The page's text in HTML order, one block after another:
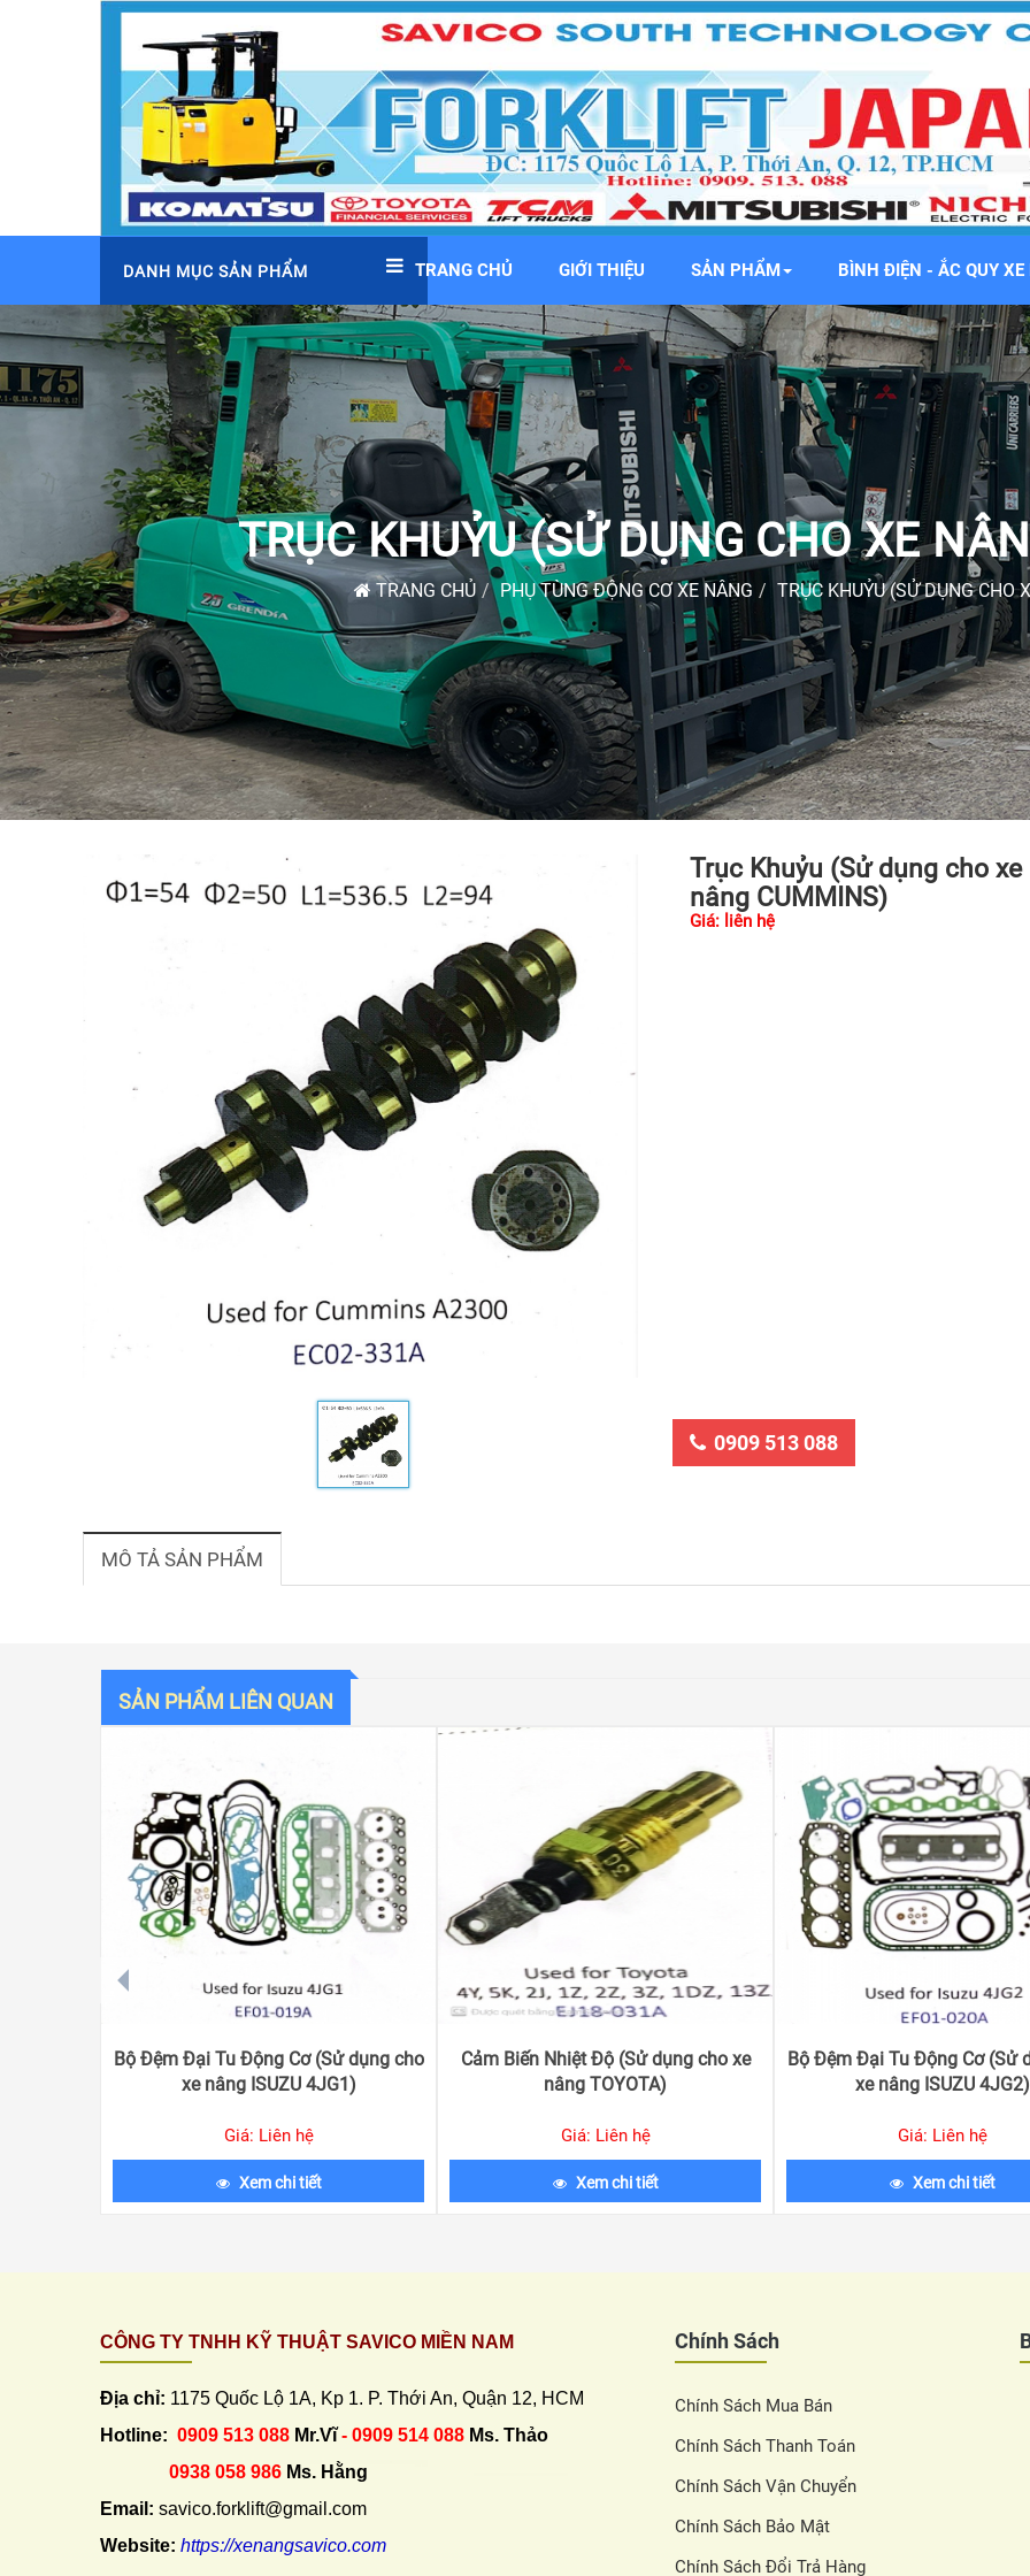
DANH MỤC SẢN PHẨM TRANG CHỦ GIỚI THIỆU SẢN PHẨM BÌNH ĐIỆN - ẮC QUY XE
TRỤC KHUỶU (SỬ DỤNG CHO XE
TRANG CHỦ PHỤ TÙNG ĐỘNG CƠ XE NÂNG TRỤC KHUỶU (SỬ DỤNG CHO
Trục Khuỷu (Sử dụng cho xe
nâng CUMMINS)
Giá: liên hệ
0909 513 088
MÔ TẢ SẢN PHẨM
SẢN PHẨM LIÊN QUAN
Bộ Đệm Đại Tu Động Cơ (Sử dụng cho
xe nâng ISUZU 4JG1)
Giá: Liên hệ
Xem chi tiết
Cảm Biến Nhiệt Độ (Sử dụng cho xe
nâng TOYOTA)
Giá: Liên hệ
Xem chi tiết
Bộ Đệm Đại Tu Động Cơ (Sử
xe nâng ISUZU 4JG2)
Giá: Liên hệ
Xem chi tiết
prev
CÔNG TY TNHH KỸ THUẬT SAVICO MIỀN NAM
Địa chỉ: 1175 Quốc Lộ 1A, Kp 1. P. Thới An, Quận 12, HCM
Hotline: 0909 513 088 Mr.Vĩ- 0909 514 088 Ms. Thảo
0938 058 986 Ms. Hằng
Email: savico.forklift@gmail.com
Website: https://xenangsavico.com
Chính Sách
Chính Sách Mua Bán
Chính Sách Thanh Toán
Chính Sách Vận Chuyển
Chính Sách Bảo Mật
Chính Sách Đổi Trả Hàng